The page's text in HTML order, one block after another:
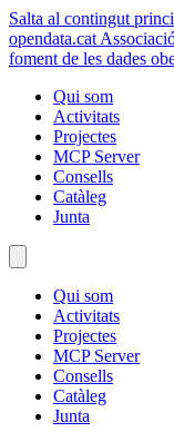
Salta al contingut
opendata.cat
foment de les dades
Qui som
Activitats
Projectes
MCP Server
Consells
Catàleg
Junta
Qui som
Activitats
Projectes
MCP Server
Consells
Catàleg
Junta